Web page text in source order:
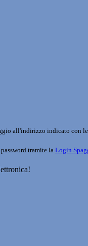
all'indirizzo indicato con
tramite la Login